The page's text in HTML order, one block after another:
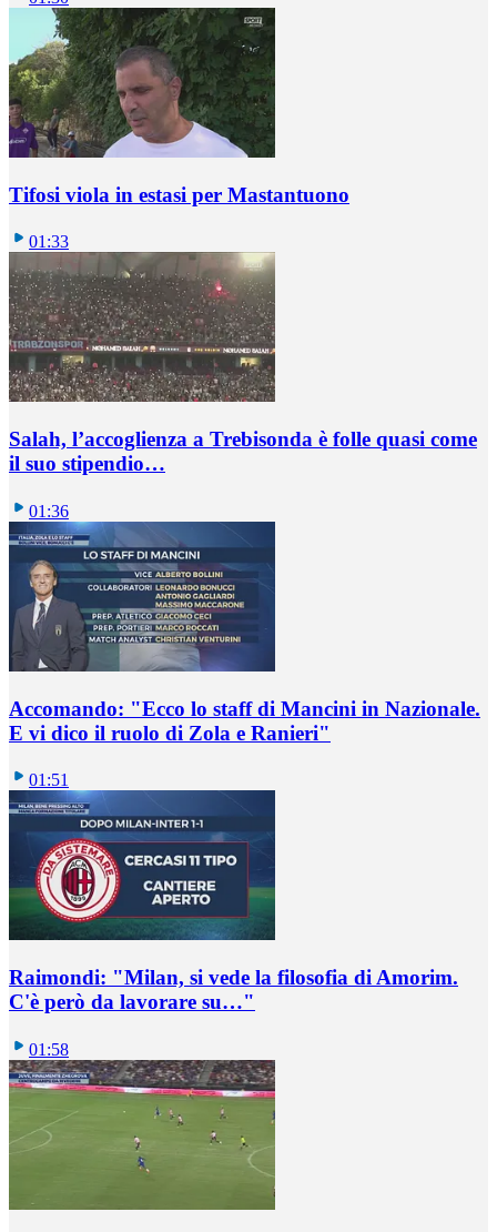
Tifosi viola in estasi per Mastantuono
01:33
Salah, l’accoglienza a Trebisonda è folle quasi come
il suo stipendio…
01:36
Accomando: "Ecco lo staff di Mancini in Nazionale.
E vi dico il ruolo di Zola e Ranieri"
01:51
Raimondi: "Milan, si vede la filosofia di Amorim.
C'è però da lavorare su…"
01:58